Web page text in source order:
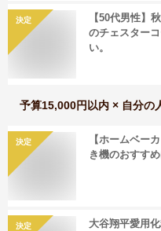
決定
【50代男性】
のチェスター
い。
予算15,000円以内 × 自分の
決定
【ホームベー
き機のおすすめ
決定
大谷翔平愛用